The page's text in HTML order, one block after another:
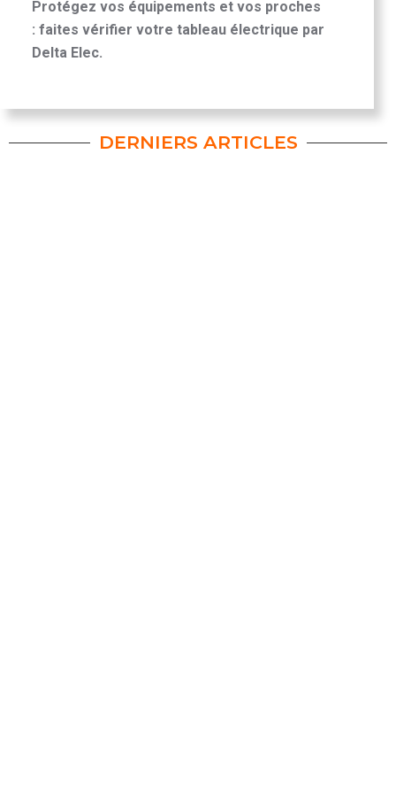
Protégez vos équipements et vos proches
: faites vérifier votre tableau électrique par
Delta Elec.
DERNIERS ARTICLES